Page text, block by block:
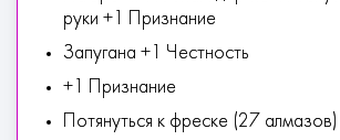
руки +1 Признание
Запугана +1 Честность
+1 Признание
Потянуться к фреске (27 алмазов)